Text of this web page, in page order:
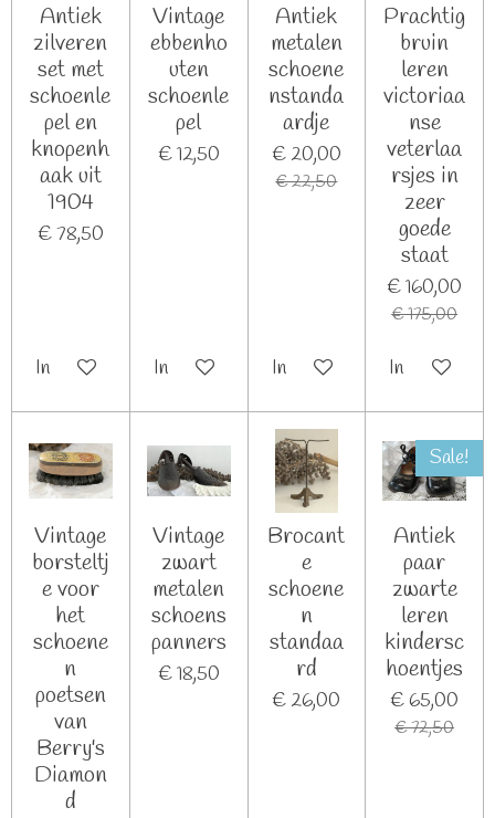
Antiek
zilveren
set met
schoenle
pel en
knopenh
aak uit
1904
€ 78,50
In winkelwagen
Vintage
ebbenho
uten
schoenle
pel
€ 12,50
In winkelwagen
Antiek
metalen
schoene
nstanda
ardje
€ 20,00
€ 22,50
In winkelwagen
Prachtig
bruin
leren
victoriaa
nse
veterlaa
rsjes in
zeer
goede
staat
€ 160,00
€ 175,00
In
Vintage
borsteltj
e voor
het
schoene
n
poetsen
van
Berry's
Diamon
d
Vintage
zwart
metalen
schoens
panners
€ 18,50
Brocant
e
schoene
n
standaa
rd
€ 26,00
Sale!
Antiek
paar
zwarte
leren
kindersc
hoentjes
€ 65,00
€ 72,50